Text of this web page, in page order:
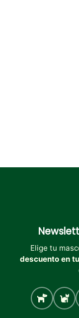
Elige tu
descuento en
Perro Gato